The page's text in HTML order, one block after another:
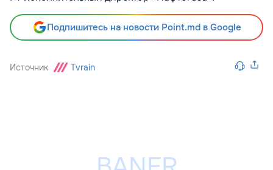
Подпишитесь на новости Point.md в Google
Источник Tvrain